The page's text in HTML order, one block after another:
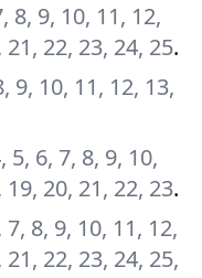
8, 9, 10, 11, 12,
21, 22, 23, 24, 25.
9, 10, 11, 12, 13,
5, 6, 7, 8, 9, 10,
19, 20, 21, 22, 23.
7, 8, 9, 10, 11, 12,
22, 23, 24, 25,